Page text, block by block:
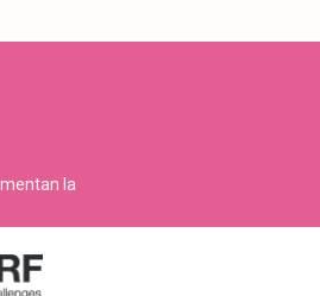
la